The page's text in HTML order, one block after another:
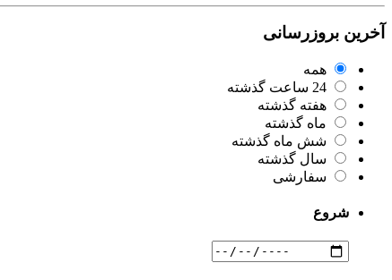
آخرین بروزرسانی
همه
24 ساعت گذشته
هفته گذشته
ماه گذشته
شش ماه گذشته
سال گذشته
سفارشی
شروع